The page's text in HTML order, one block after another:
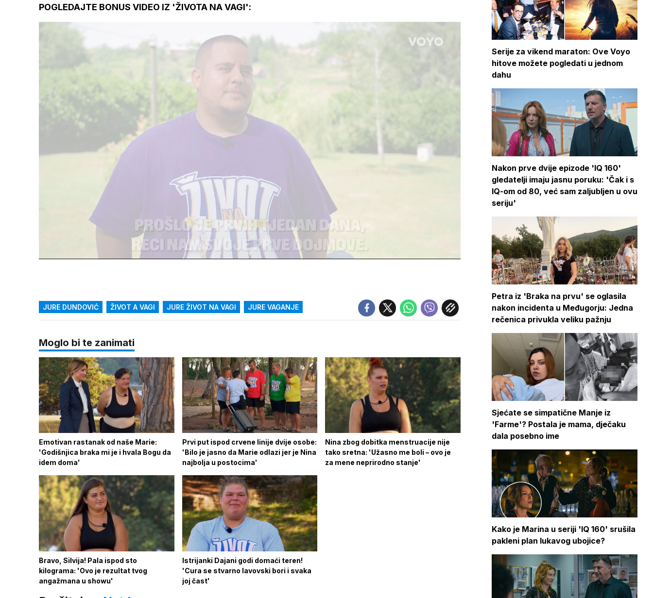
POGLEDAJTE BONUS VIDEO IZ 'ŽIVOTA NA VAGI':
zvuk
JURE DUNDOVIĆ ŽIVOT A VAGI JURE ŽIVOT NA VAGI JURE VAGANJE
Moglo bi te zanimati
Emotivan rastanak od naše Marie:
'Godišnjica braka mi je i hvala Bogu da
idem doma'
Prvi put ispod crvene linije dvije osobe:
'Bilo je jasno da Marie odlazi jer je Nina
najbolja u postocima'
Nina zbog dobitka menstruacije nije
tako sretna: 'Užasno me boli – ovo je
za mene neprirodno stanje'
Bravo, Silvija! Pala ispod sto
kilograma: 'Ovo je rezultat tvog
angažmana u showu'
Istrijanki Dajani godi domaći teren!
'Cura se stvarno lavovski bori i svaka
joj čast'
Serije za vikend maraton: Ove Voyo
hitove možete pogledati u jednom
dahu
Nakon prve dvije epizode 'IQ 160'
gledatelji imaju jasnu poruku: 'Čak i s
IQ-om od 80, već sam zaljubljen u ovu
seriju'
Petra iz 'Braka na prvu' se oglasila
nakon incidenta u Međugorju: Jedna
rečenica privukla veliku pažnju
Sjećate se simpatične Manje iz
'Farme'? Postala je mama, dječaku
dala posebno ime
Kako je Marina u seriji 'IQ 160' srušila
pakleni plan lukavog ubojice?